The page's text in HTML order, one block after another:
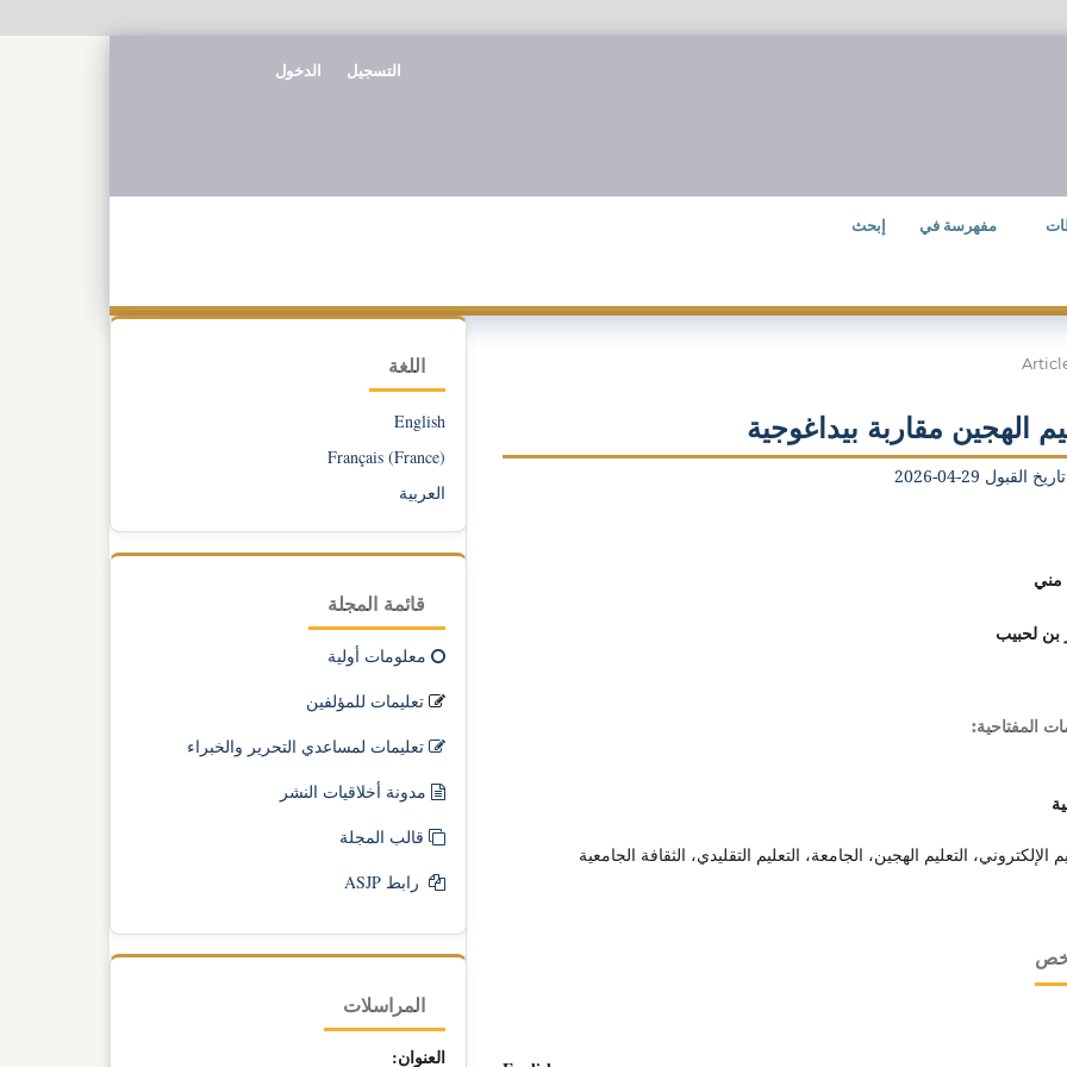
مفهرسة في إبحث
التسجيل الدخول
الهجين مقاربة بيداغوجية
مني
بن لحبيب
المفتاحية:
الإلكتروني، التعليم الهجين، الجامعة، التعليم التقليدي، الثقافة الجامعية
اللغة
English
Français (France)
العربية
قائمة المجلة
معلومات أولية
تعليمات للمؤلفين
تعليمات لمساعدي التحرير والخبراء
مدونة أخلاقيات النشر
قالب المجلة
رابط ASJP
المراسلات
العنوان: